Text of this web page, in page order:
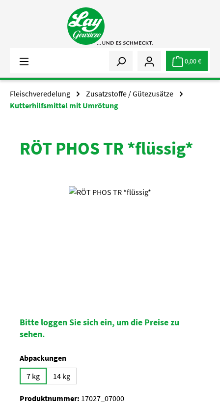
Zum Hauptinhalt springen
0,00 €
Fleischveredelung
Zusatzstoffe / Gütezusätze
Kutterhilfsmittel mit Umrötung
RÖT PHOS TR *flüssig*
Bildergalerie überspringen
Bitte loggen Sie sich ein, um die Preise zu
sehen.
Abpackungenauswählen
7 kg
14 kg
Produktnummer: 17027_07000